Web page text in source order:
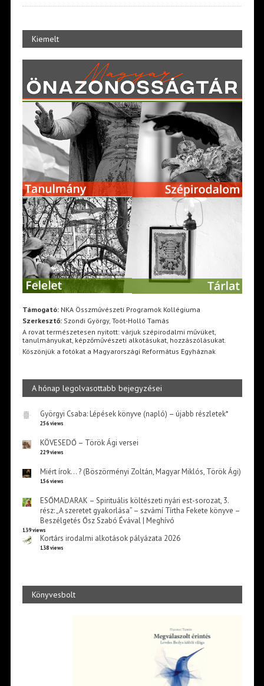
Kiemelt
Támogató:NKA Összművészeti Programok Kollégiuma
Szerkesztő:Szondi György, Toót-Holló Tamás
A rovat természetesen nyitott: várjuk szépirodalmi művüket,
tanulmányukat, képzőművészeti alkotásukat, hozzászólásukat.
Köszönjük a fotókat a Magyarországi Református Egyháznak
A hónap legolvasottabb bejegyzései
Györgyi Csaba: Lépések könyve (napló) – újabb részletek*
256 views
KÖVESEDŐ – Török Ági versei
229 views
Miért írok… ? (Böszörményi Zoltán, Magyar Miklós, Török Ági)
156 views
ESŐMADARAK – Spirituális költészeti nyári est-sorozat, 3.
rész: „A szeretet gyakorlása” – szvámí Tírtha Fekete könyve –
Beszélgetés Ősz Szabó Évával | Meghívó
139 views
Kortárs irodalmi alkotások pályázata 2026
138 views
Könyvesbolt